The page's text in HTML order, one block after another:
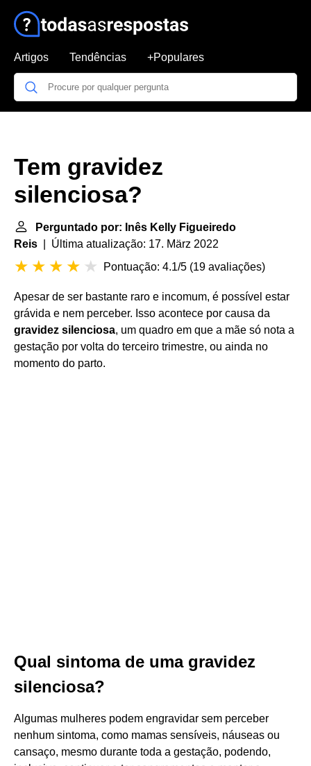
Artigos Tendências +Populares
Tem gravidez
silenciosa?
Perguntado por: Inês Kelly Figueiredo
Reis | Última atualização: 17. März 2022
Pontuação: 4.1/5 (19 avaliações)
Apesar de ser bastante raro e incomum, é possível estar
grávida e nem perceber. Isso acontece por causa da
gravidez silenciosa, um quadro em que a mãe só nota a
gestação por volta do terceiro trimestre, ou ainda no
momento do parto.
Qual sintoma de uma gravidez
silenciosa?
Algumas mulheres podem engravidar sem perceber
nenhum sintoma, como mamas sensíveis, náuseas ou
cansaço, mesmo durante toda a gestação, podendo,